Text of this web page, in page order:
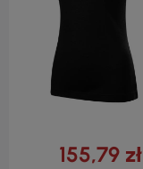
155,79 zł